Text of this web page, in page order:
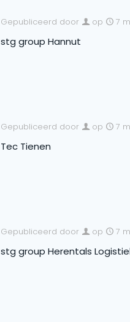
Gepubliceerd door op 7
stg group Hannut
Gepubliceerd door op 7
Tec Tienen
Gepubliceerd door op 7
stg group Herentals